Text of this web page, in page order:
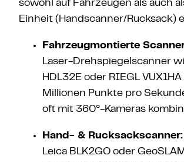
sowohl auf Fahrzeugen als auch
Einheit (Handscanner/Rucksack)
Fahrzeugmontierte
Laser-Drehspiegelscanner
HDL32E oder RIEGL
Millionen Punkte pro
oft mit 360°-Kameras
Hand- & Rucksackscanner:
Leica BLK2GO oder